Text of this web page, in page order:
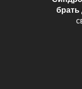
брать